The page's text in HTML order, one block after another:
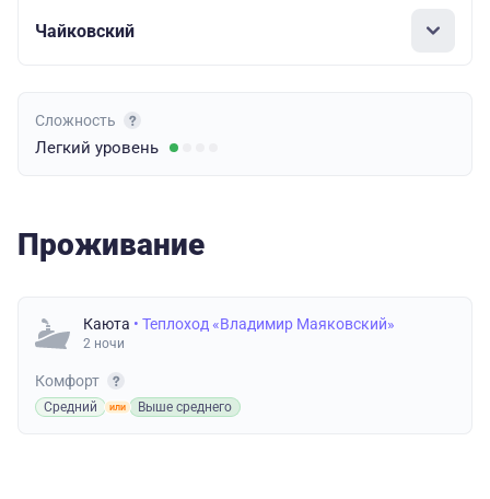
Чайковский
Сложность
Легкий уровень
Проживание
Каюта • Теплоход «Владимир Маяковский»
2 ночи
Комфорт
Средний Выше среднего